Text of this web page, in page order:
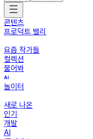
콘텐츠
프로덕트 밸리
요즘 작가들
컬렉션
물어봐
놀이터
새로 나온
인기
개발
AI